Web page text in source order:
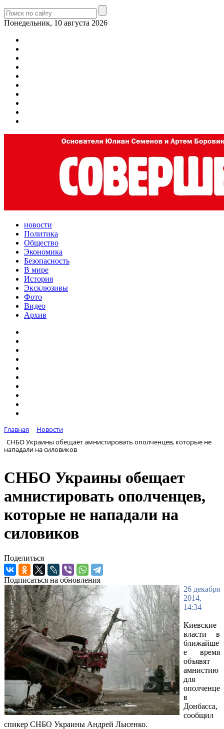
Понедельник, 10 августа 2026
новости
Политика
Общество
Экономика
Безопасность
В мире
История
Эксклюзивы
Фото
Видео
Архив
Главная
Новости
СНБО Украины обещает амнистировать ополченцев, которые не
нападали на силовиков
СНБО Украины обещает
амнистировать ополченцев,
которые не нападали на
силовиков
Поделиться
Подписаться на обновления
26 декабря
2014,
14:34
Киевские
власти в
ближайше
е время
объявят
амнистию
для
ополченце
в
Донбасса,
сообщил
спикер СНБО Украины Андрей Лысенко.